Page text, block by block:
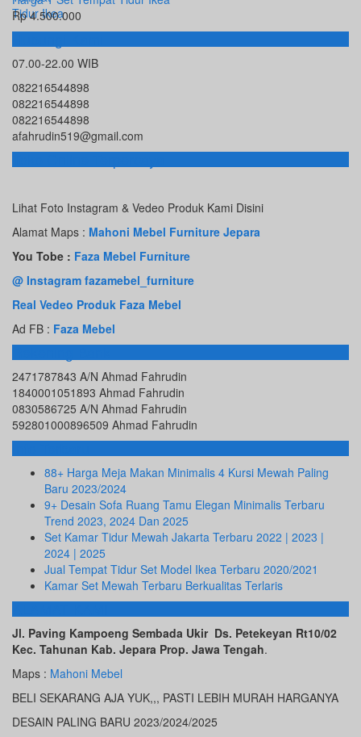
Rp 4.500.000
07.00-22.00 WIB
082216544898
082216544898
082216544898
afahrudin519@gmail.com
Lihat Foto Instagram & Vedeo Produk Kami Disini
Alamat Maps : Mahoni Mebel Furniture Jepara
You Tobe : Faza Mebel Furniture
@ Instagram fazamebel_furniture
Real Vedeo Produk Faza Mebel
Ad FB : Faza Mebel
2471787843 A/N Ahmad Fahrudin
1840001051893 Ahmad Fahrudin
0830586725 A/N Ahmad Fahrudin
592801000896509 Ahmad Fahrudin
88+ Harga Meja Makan Minimalis 4 Kursi Mewah Paling
Baru 2023/2024
9+ Desain Sofa Ruang Tamu Elegan Minimalis Terbaru
Trend 2023, 2024 Dan 2025
Set Kamar Tidur Mewah Jakarta Terbaru 2022 | 2023 |
2024 | 2025
Jual Tempat Tidur Set Model Ikea Terbaru 2020/2021
Kamar Set Mewah Terbaru Berkualitas Terlaris
Jl. Paving Kampoeng Sembada Ukir Ds. Petekeyan Rt10/02
Kec. Tahunan Kab. Jepara Prop. Jawa Tengah.
Maps : Mahoni Mebel
BELI SEKARANG AJA YUK,,, PASTI LEBIH MURAH HARGANYA
DESAIN PALING BARU 2023/2024/2025